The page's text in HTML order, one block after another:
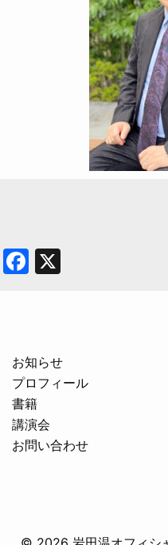
Facebook
お知らせ
プロフィール
書籍
講演会
お問い合わせ